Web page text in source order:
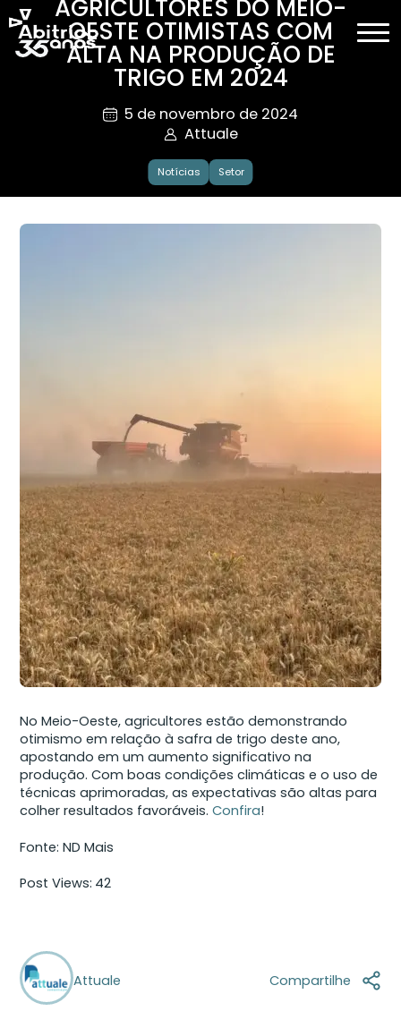
AGRICULTORES DO MEIO-
OESTE OTIMISTAS COM
ALTA NA PRODUÇÃO DE
TRIGO EM 2024
5 de novembro de 2024
Attuale
Notícias Setor
No Meio-Oeste, agricultores estão demonstrando
otimismo em relação à safra de trigo deste ano,
apostando em um aumento significativo na
produção. Com boas condições climáticas e o uso de
técnicas aprimoradas, as expectativas são altas para
colher resultados favoráveis.Confira!
Fonte: ND Mais
Post Views: 42
Attuale Compartilhe